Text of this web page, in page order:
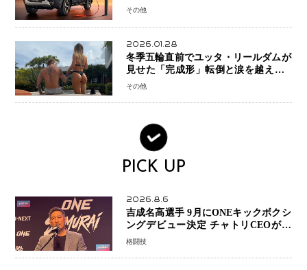
なるBEVモデルを初設定
その他
2026.01.28
冬季五輪直前でユッタ・リールダムが
見せた「完成形」転倒と涙を越えて─
ミラノで金を狙うオランダ女王の現在
その他
PICK UP
2026.8.6
吉成名高選手 9月にONEキックボクシ
ングデビュー決定 チャトリCEOがサ
プライズ発表 2カ月連続参戦へ
格闘技